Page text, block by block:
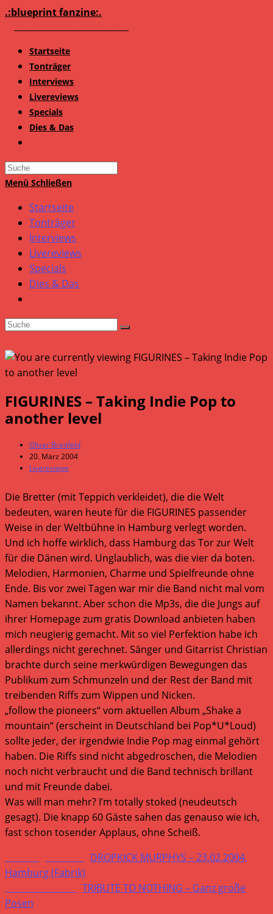
Zum
.:blueprint fanzine:.
Startseite
Tonträger
Interviews
Livereviews
Specials
Dies & Das
Search
this
Menü Schließen
Startseite
Tonträger
Interviews
Livereviews
Specials
Dies & Das
FIGURINES – Taking Indie Pop to
another level
Beitrags-
Autor:
Oliver Breitfeld
Beitrag
veröffentlicht:
20. März 2004
Beitrags-
Livereviews
Die Bretter (mit Teppich verkleidet), die die Welt
bedeuten, waren heute für die FIGURINES passender
Weise in der Weltbühne in Hamburg verlegt worden.
Und ich hoffe wirklich, dass Hamburg das Tor zur Welt
für die Dänen wird. Unglaublich, was die vier da boten.
Melodien, Harmonien, Charme und Spielfreunde ohne
Ende. Bis vor zwei Tagen war mir die Band nicht mal vom
Namen bekannt. Aber schon die Mp3s, die die Jungs auf
ihrer Homepage zum gratis Download anbieten haben
mich neugierig gemacht. Mit so viel Perfektion habe ich
allerdings nicht gerechnet. Sänger und Gitarrist Christian
brachte durch seine merkwürdigen Bewegungen das
Publikum zum Schmunzeln und der Rest der Band mit
treibenden Riffs zum Wippen und Nicken.
„follow the pioneers“ vom aktuellen Album „Shake a
mountain“ (erscheint in Deutschland bei Pop*U*Loud)
sollte jeder, der irgendwie Indie Pop mag einmal gehört
haben. Die Riffs sind nicht abgedroschen, die Melodien
noch nicht verbraucht und die Band technisch brillant
und mit Freunde dabei.
Was will man mehr? I’m totally stoked (neudeutsch
gesagt). Die knapp 60 Gäste sahen das genauso wie ich,
fast schon tosender Applaus, ohne Scheiß.
Weitere
Artikel
ansehen
DROPKICK MURPHYS – 23.02.2004,
Hamburg (Fabrik)
TRIBUTE TO NOTHING – Ganz große
Posen